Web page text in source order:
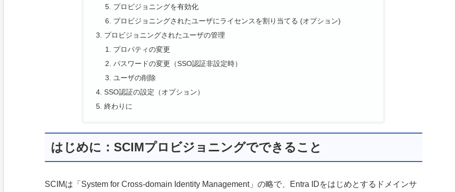
プロビジョニングを有効化
プロビジョニングされたユーザにライセンスを割り当てる (オプション)
プロビジョニングされたユーザの管理
プロパティの変更
パスワードの変更（SSO認証非設定時）
ユーザの削除
SSO認証の設定（オプション）
終わりに
はじめに：SCIMプロビジョニングでできること
SCIMは「System for Cross-domain Identity Management」の略で、Entra IDをはじめとするドメインサ